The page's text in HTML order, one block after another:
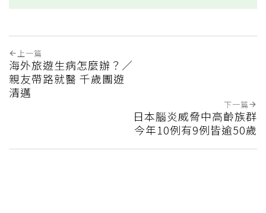
上一篇
海外旅遊生病怎麼辦？／
親友帶路就醫 千歲團遊
清邁
下一篇
日本腦炎威脅中高齡族群
今年10例有9例皆逾50歲